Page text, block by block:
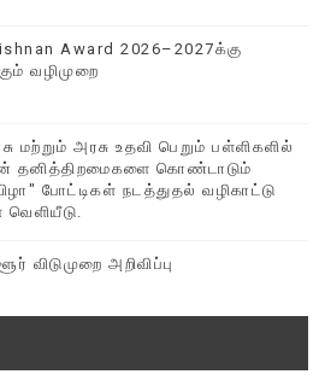
Award 2026–2027க்கு
வழிமுறை
மற்றும் அரசு உதவி பெறும் பள்ளிகளில்
தனித்திறமைகளை கொண்டாடும்
போட்டிகள் நடத்துதல் வழிகாட்டு
வெளியீடு.
அறிவிப்பு